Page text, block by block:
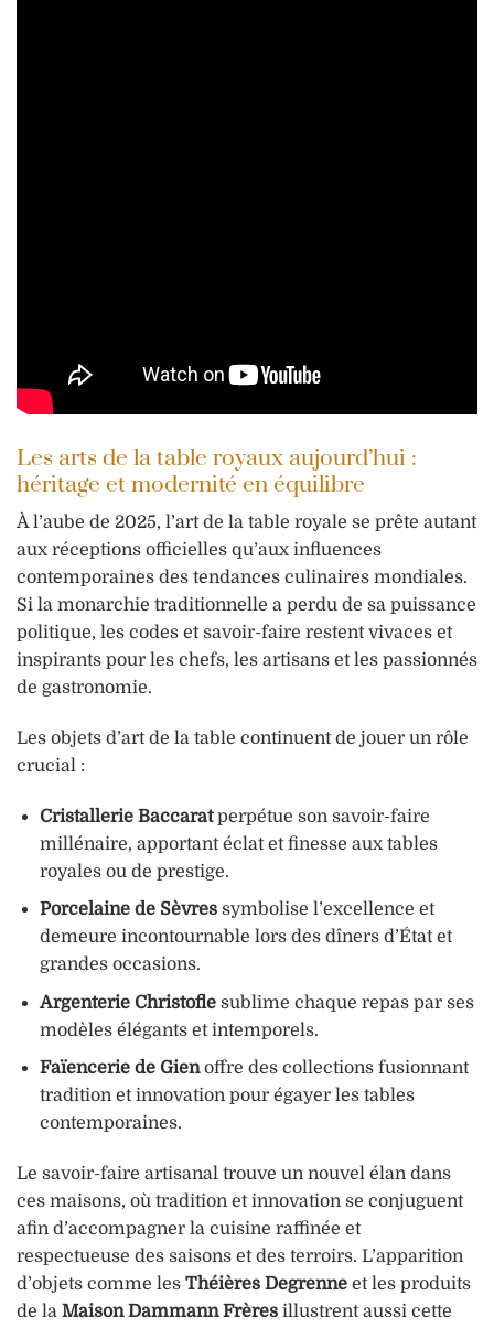
Les arts de la table royaux aujourd’hui :
héritage et modernité en équilibre
À l’aube de 2025, l’art de la table royale se prête autant
aux réceptions officielles qu’aux influences
contemporaines des tendances culinaires mondiales.
Si la monarchie traditionnelle a perdu de sa puissance
politique, les codes et savoir-faire restent vivaces et
inspirants pour les chefs, les artisans et les passionnés
de gastronomie.
Les objets d’art de la table continuent de jouer un rôle
crucial :
Cristallerie Baccaratperpétue son savoir-faire
millénaire, apportant éclat et finesse aux tables
royales ou de prestige.
Porcelaine de Sèvressymbolise l’excellence et
demeure incontournable lors des dîners d’État et
grandes occasions.
Argenterie Christoflesublime chaque repas par ses
modèles élégants et intemporels.
Faïencerie de Gienoffre des collections fusionnant
tradition et innovation pour égayer les tables
contemporaines.
Le savoir-faire artisanal trouve un nouvel élan dans
ces maisons, où tradition et innovation se conjuguent
afin d’accompagner la cuisine raffinée et
respectueuse des saisons et des terroirs. L’apparition
d’objets comme les Théières Degrenne et les produits
de la Maison Dammann Frères illustrent aussi cette